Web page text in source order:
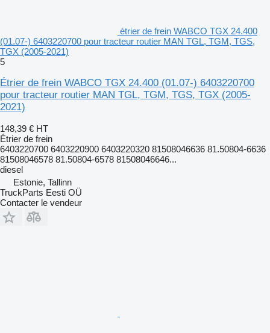
étrier de frein WABCO TGX 24.400
(01.07-) 6403220700 pour tracteur routier MAN TGL, TGM, TGS,
TGX (2005-2021)
5
Étrier de frein WABCO TGX 24.400 (01.07-) 6403220700
pour tracteur routier MAN TGL, TGM, TGS, TGX (2005-
2021)
148,39 € HT
Étrier de frein
6403220700 6403220900 6403220320 81508046636 81.50804-6636
81508046578 81.50804-6578 81508046646...
diesel
Estonie, Tallinn
TruckParts Eesti OÜ
Contacter le vendeur